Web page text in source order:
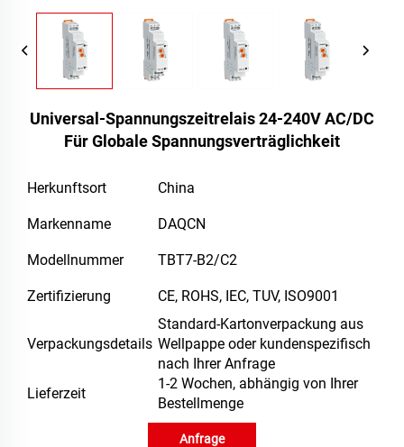
Universal-Spannungszeitrelais 24-240V AC/DC
Für Globale Spannungsverträglichkeit
Herkunftsort China
Markenname DAQCN
Modellnummer TBT7-B2/C2
Zertifizierung CE, ROHS, IEC, TUV, ISO9001
Verpackungsdetails
Standard-Kartonverpackung aus
Wellpappe oder kundenspezifisch
nach Ihrer Anfrage
Lieferzeit
1-2 Wochen, abhängig von Ihrer
Bestellmenge
Anfrage